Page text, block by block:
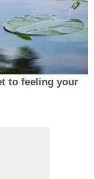
to feeling your